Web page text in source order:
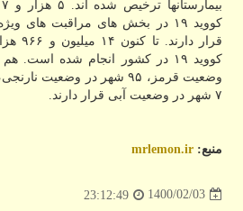
کووید ۱۹ در بخش های مراقبت های
۷ شهر در وضعیت آبی قرار دارند.
منبع: mrlemon.ir
1400/02/03
23:12:49